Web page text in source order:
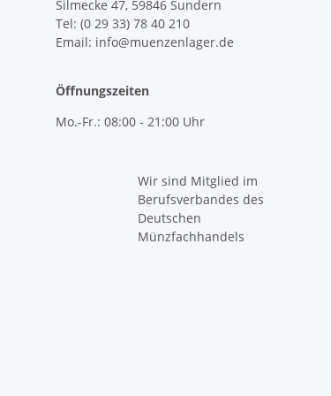
Silmecke 47, 59846 Sundern
Tel: (0 29 33) 78 40 210
Email: info@muenzenlager.de
Öffnungszeiten
Mo.-Fr.: 08:00 - 21:00 Uhr
Wir sind Mitglied im
Berufsverbandes des
Deutschen
Münzfachhandels